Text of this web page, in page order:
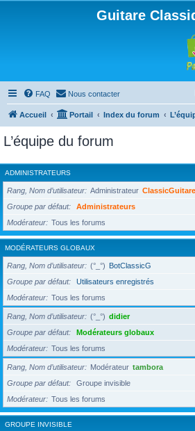
Guitare
FAQ Nous contacter
Accueil Portail Index du forum
L’équipe du forum
ADMINISTRATEURS
Rang, Nom d’utilisateur Administrateur ClassicGuitare
Groupe par défaut
Administrateurs
Modérateur
Tous les forums
MODÉRATEURS GLOBAUX
Rang, Nom d’utilisateur (°_°) BotClassicG
Groupe par défaut
Utilisateurs enregistrés
Modérateur
Tous les forums
Rang, Nom d’utilisateur (°_°) didier
Groupe par défaut
Modérateurs globaux
Modérateur
Tous les forums
Rang, Nom d’utilisateur Modérateur tambora
Groupe par défaut
Groupe invisible
Modérateur
Tous les forums
GROUPE INVISIBLE